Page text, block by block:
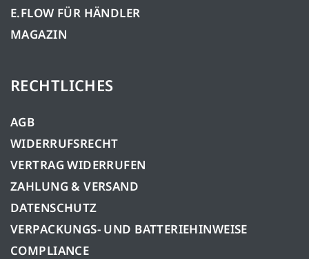
E.FLOW FÜR HÄNDLER
MAGAZIN
RECHTLICHES
AGB
WIDERRUFSRECHT
VERTRAG WIDERRUFEN
ZAHLUNG & VERSAND
DATENSCHUTZ
VERPACKUNGS- UND BATTERIEHINWEISE
COMPLIANCE